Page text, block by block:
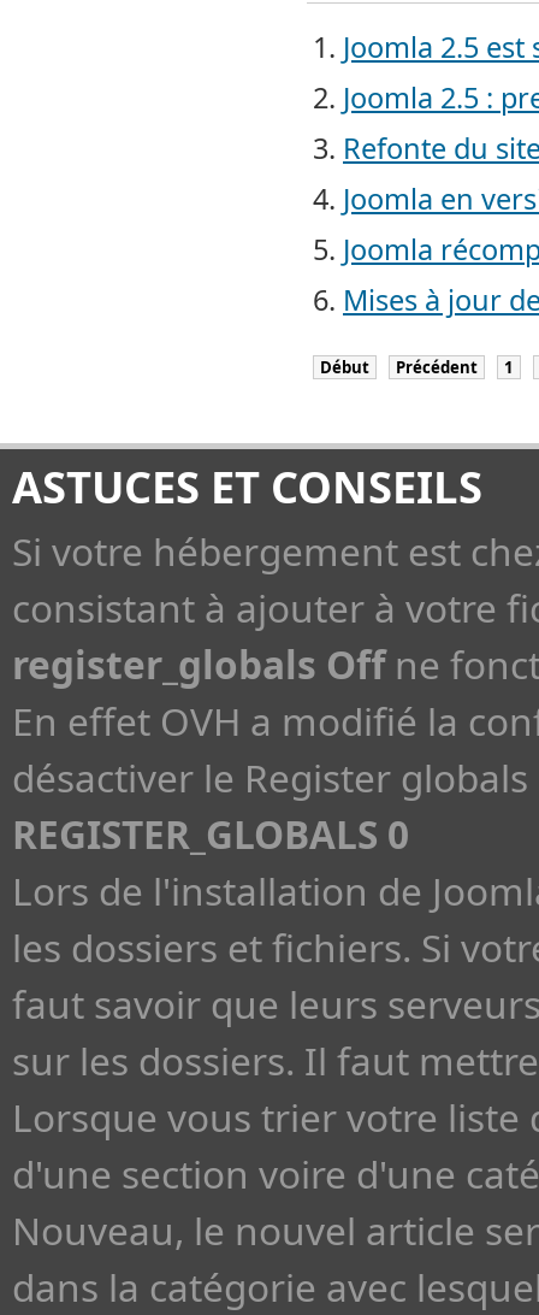
Joomla 2.5 est
Joomla 2.5 :
Refonte du
Joomla en
Joomla
Mises à jour
Début Précédent 1
ASTUCES ET CONSEILS
Si votre hébergement est
consistant à ajouter à votre
register_globals Offne
En effet OVH a modifié la
désactiver le Register
REGISTER_GLOBALS 0
Lors de l'installation de
les dossiers et fichiers. Si
faut savoir que leurs
sur les dossiers. Il faut
Lorsque vous trier votre
d'une section voire d'une
Nouveau, le nouvel article
dans la catégorie avec